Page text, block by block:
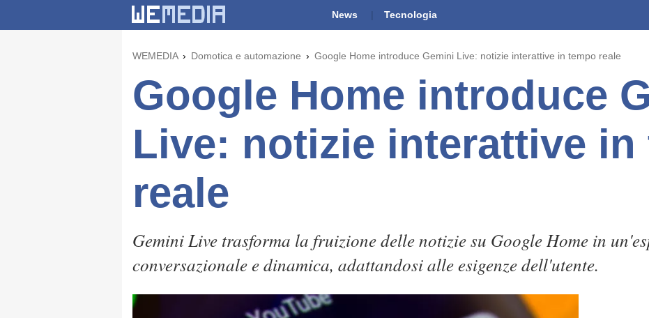
News Tecnologia
WEMEDIA Domotica e automazione Google Home introduce Gemini Live: notizie interattive in tempo reale
Google Home introduce
Live: notizie interattive in
reale
Gemini Live trasforma la fruizione delle notizie su Google Home in
conversazionale e dinamica, adattandosi alle esigenze dell'utente.